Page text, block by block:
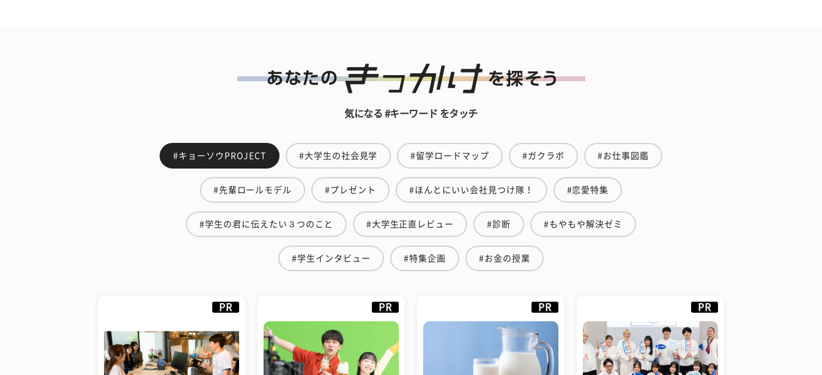
気になる #キーワード をタッチ
#キョーソウPROJECT #大学生の社会見学 #留学ロードマップ #ガクラボ #お仕事図鑑
#先輩ロールモデル #プレゼント #ほんとにいい会社見つけ隊！ #恋愛特集
#学生の君に伝えたい３つのこと #大学生正直レビュー #診断 #もやもや解決ゼミ
#学生インタビュー #特集企画 #お金の授業
PR PR PR PR